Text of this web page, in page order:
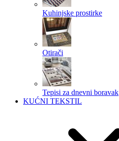
Kuhinjske prostirke
Otirači
Tepisi za dnevni boravak
KUĆNI TEKSTIL